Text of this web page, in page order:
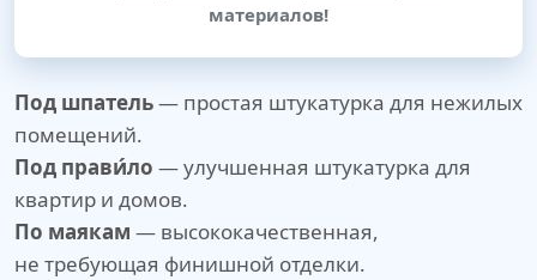
материалов!
Под шпатель— простая штукатурка для нежилых
помещений.
Под прави́ло — улучшенная штукатурка для
квартир и домов.
По маякам — высококачественная,
не требующая финишной отделки.